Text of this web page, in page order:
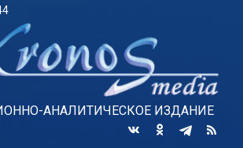
АНАЛИТИЧЕСКОЕ ИЗДАНИЕ